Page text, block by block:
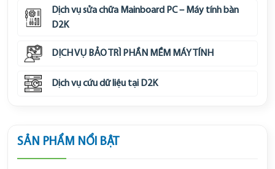
Dịch vụ sửa chữa Mainboard PC – Máy tính bàn
D2K
DỊCH VỤ BẢO TRÌ PHẦN MỀM MÁY TÍNH
Dịch vụ cứu dữ liệu tại D2K
SẢN PHẨM NỔI BẬT